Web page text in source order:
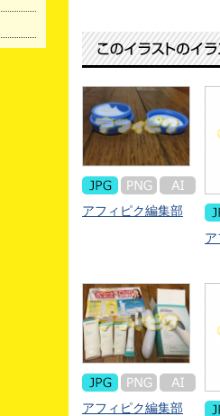
アフィピク編集部
アフィピク編集部